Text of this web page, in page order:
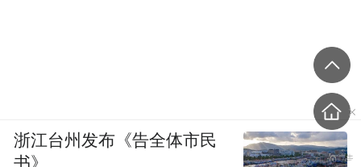
浙江台州发布《告全体市民
书》